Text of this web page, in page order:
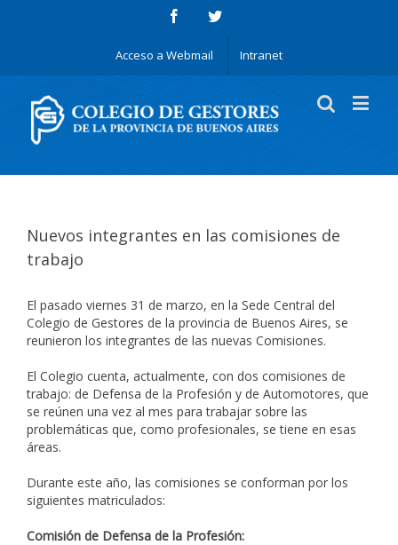
Acceso a Webmail Intranet
Nuevos integrantes en las comisiones de
trabajo
El pasado viernes 31 de marzo, en la Sede Central del
Colegio de Gestores de la provincia de Buenos Aires, se
reunieron los integrantes de las nuevas Comisiones.
El Colegio cuenta, actualmente, con dos comisiones de
trabajo: de Defensa de la Profesión y de Automotores, que
se reúnen una vez al mes para trabajar sobre las
problemáticas que, como profesionales, se tiene en esas
áreas.
Durante este año, las comisiones se conforman por los
siguientes matriculados:
Comisión de Defensa de la Profesión: